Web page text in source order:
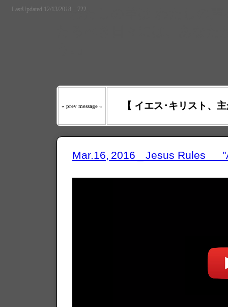
LastUpdated 12/13/2018 _ 722『わたしの羊は わたしの
« prev message « 【 イエス･キリスト、
Mar.16, 2016 _ Jesus Rules